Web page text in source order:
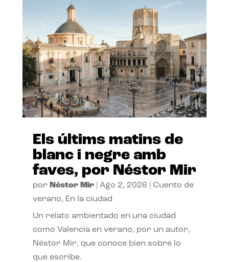
Els últims matins de
blanc i negre amb
faves, por Néstor Mir
por Néstor Mir| Ago 2, 2026
Cuento de
verano, En la ciudad
Un relato ambientado en una ciudad
como Valencia en verano, por un autor,
Néstor Mir, que conoce bien sobre lo
que escribe.